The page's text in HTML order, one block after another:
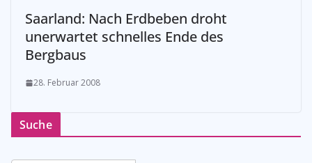
Saarland: Nach Erdbeben droht
unerwartet schnelles Ende des
Bergbaus
28. Februar 2008
Suche